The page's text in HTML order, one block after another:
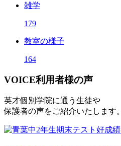
雑学
179
教室の様子
164
VOICE利用者様の声
英才個別学院に通う生徒や
保護者の声をご紹介いたします。